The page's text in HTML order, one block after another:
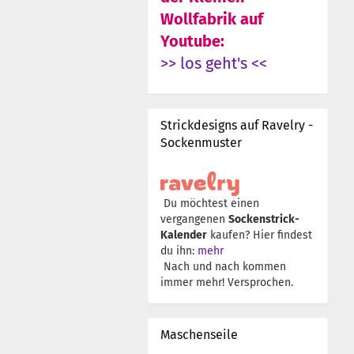
Wollfabrik auf
Youtube:
>> los geht's <<
Strickdesigns auf Ravelry -
Sockenmuster
Du möchtest einen
vergangenen Sockenstrick-
Kalender kaufen? Hier findest
du ihn: mehr
Nach und nach kommen
immer mehr! Versprochen.
Maschenseile